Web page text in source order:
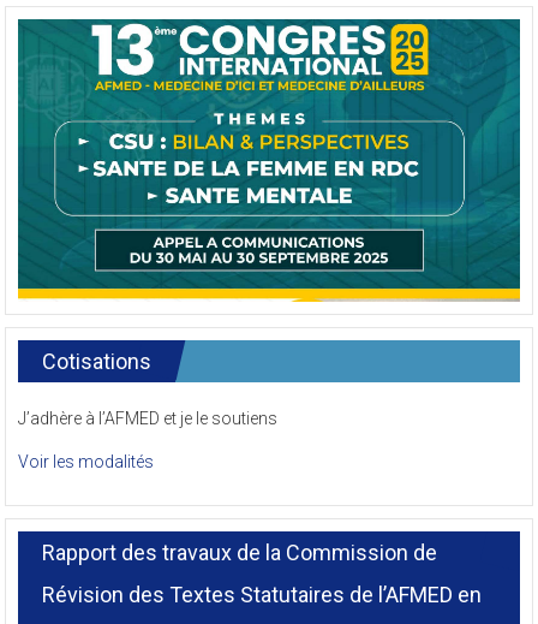
Cotisations
J’adhère à l’AFMED et je le soutiens
Voir les modalités
Rapport des travaux de la Commission de
Révision des Textes Statutaires de l’AFMED en